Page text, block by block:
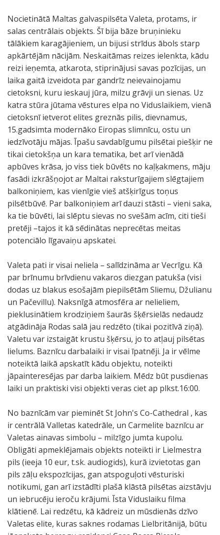
Nocietinātā Maltas galvaspilsēta Valeta, protams, ir
salas centrālais objekts. Šī bija bāze bruņinieku
tālākiem karagājieniem, un bijusi strīdus ābols starp
apkārtējām nācijām. Neskaitāmas reizes ielenkta, kādu
reizi ieņemta, atkarota, stiprinājusi savas pozīcijas, un
laika gaitā izveidota par gandrīz neievainojamu
cietoksni, kuru ieskauj jūra, milzu grāvji un sienas. Uz
katra stūra jūtama vēstures elpa no Viduslaikiem, vienā
cietoksnī ietverot elites greznās pilis, dievnamus,
15.gadsimta modernāko Eiropas slimnīcu, ostu un
iedzīvotāju mājas. Īpašu savdabīgumu pilsētai piešķir ne
tikai cietokšņa un kara tematika, bet arī vienādā
apbūves krāsa, jo viss tiek būvēts no kaļķakmens, māju
fasādi izkrāšņojot ar Maltai raksturīgajiem slēgtajiem
balkoniņiem, kas vienīgie vieš atšķirīgus toņus
pilsētbūvē. Par balkoniņiem arī dauzi stāsti – vieni saka,
ka tie būvēti, lai slēptu sievas no svešām acīm, citi tieši
pretēji –tajos it kā sēdinātas neprecētas meitas
potenciālo līgavaiņu apskatei.
Valeta pati ir visai neliela – salīdzināma ar Vecrīgu. Kā
par brīnumu brīvdienu vakaros diezgan patukša (visi
dodas uz blakus esošajām piepilsētām Sliemu, Džulianu
un Pačevillu). Naksnīgā atmosfēra ar nelieliem,
pieklusinātiem krodziņiem šaurās šķērsielās nedaudz
atgādināja Rodas salā jau redzēto (tikai pozitīvā ziņā).
Valetu var izstaigāt krustu šķērsu, jo to atļauj pilsētas
lielums. Baznīcu darbalaiki ir visai īpatnēji. Ja ir vēlme
noteiktā laikā apskatīt kādu objektu, noteikti
jāpainteresējas par darba laikiem. Mēdz būt pusdienas
laiki un praktiski visi objekti veras ciet ap plkst.16:00.
No baznīcām var pieminēt St John's Co-Cathedral , kas
ir centrālā Valletas katedrāle, un Carmelite baznīcu ar
Valetas ainavas simbolu – milzīgo jumta kupolu.
Obligāti apmeklējamais objekts noteikti ir Lielmestra
pils (ieeja 10 eur, t.sk. audiogids), kurā izvietotas gan
pils zāļu ekspozīcijas, gan atspoguļoti vēsturiski
notikumi, gan arī izstādīti plašā klāstā pilsētas aizstāvju
un iebrucēju ieroču krājumi. Īsta Viduslaiku filma
klātienē. Lai redzētu, kā kādreiz un mūsdienās dzīvo
Valetas elite, kuras saknes rodamas Lielbritānijā, būtu